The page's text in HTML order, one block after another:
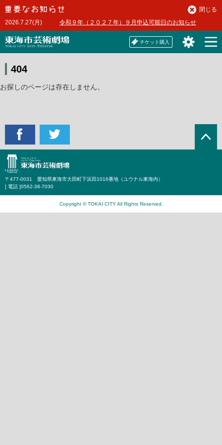
本
文
へ2026.7.27(月) 令和９年（２０２７年）９月申込可能日のお知らせ
閉じる
チケット購入
404
お探しのページは存在しません。
〒477-0031 愛知県東海市大田町下浜田1016番地（ユウナル東海内）
[ 電話 ]0562-38-7030
Copyright © TOKAI CITY All Rights Reserved.